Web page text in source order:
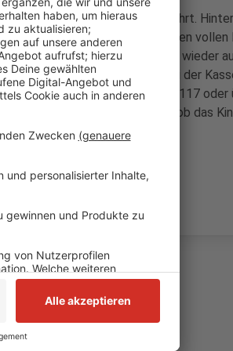
der Corona-Pandemie eingeführt.
Infektionsgefahr. An den vollen
sind Erkältungskrankheiten wieder
wieder Videosprechstunden bei der
Das geht über die Hotline 116 117 oder
ab und schätzen ein, ob das
bleiben kann.